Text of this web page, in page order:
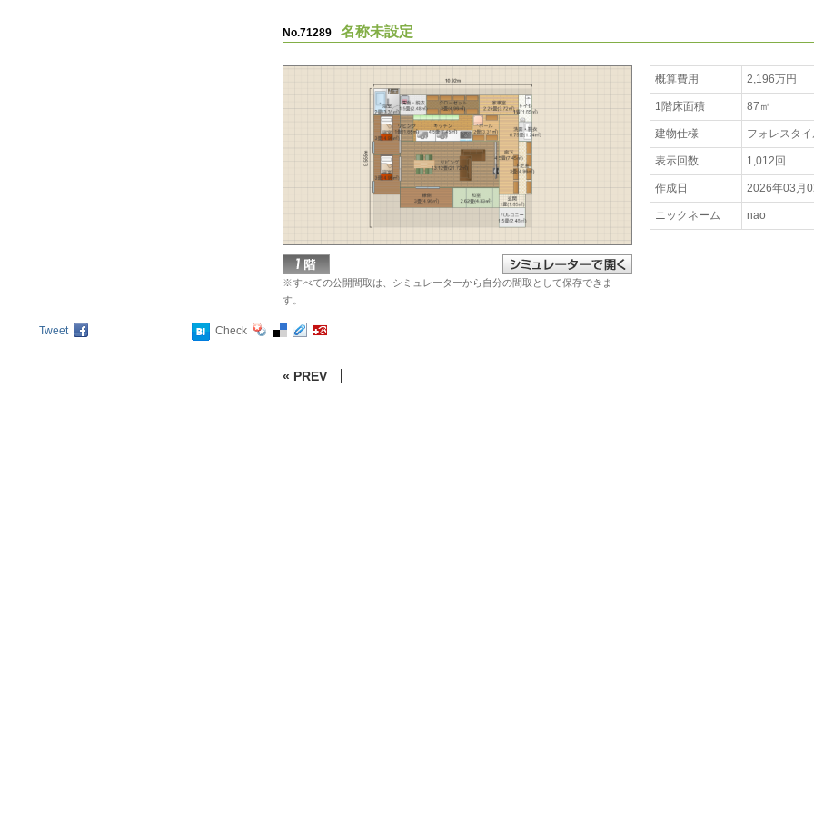
No.71289 名称未設定
概算費用 2,196万円
1階床面積 87㎡
建物仕様 フォレスタ
表示回数 1,012回
作成日 2026年03月
ニックネーム nao
※すべての公開間取は、シミュレーターから自分の間取として保存できま
す。
Tweet Check
« PREV